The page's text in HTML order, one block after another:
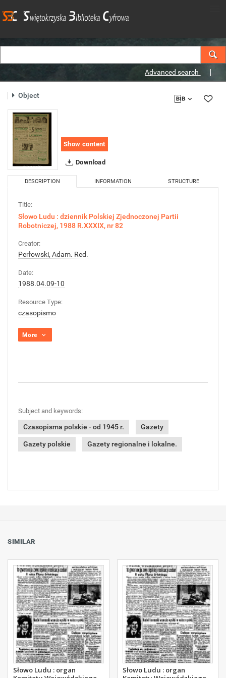
Advanced search
Object
Show content
Download
DESCRIPTION INFORMATION STRUCTURE
Title:
Słowo Ludu : dziennik Polskiej Zjednoczonej Partii
Robotniczej, 1988 R.XXXIX, nr 82
Creator:
Perłowski, Adam. Red.
Date:
1988.04.09-10
Resource Type:
czasopismo
More
Subject and keywords:
Czasopisma polskie - od 1945 r. Gazety
Gazety polskie Gazety regionalne i lokalne.
SIMILAR
Słowo Ludu : organ
Słowo Ludu : organ